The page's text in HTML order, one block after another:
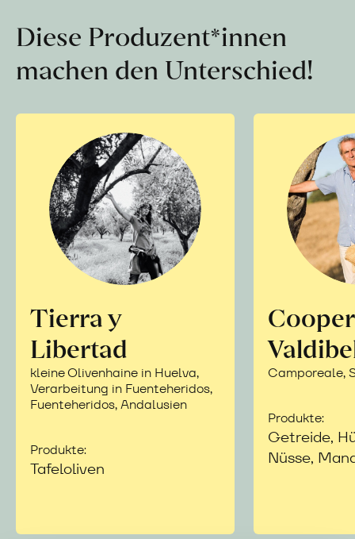
Diese Produzent*innen
machen den Unterschied!
Tierra y
Libertad
kleine Olivenhaine in Huelva,
Verarbeitung in Fuenteheridos,
Fuenteheridos, Andalusien
Produkte:
Tafeloliven
Camporeale,
Produkte:
Getreide,
Nüsse,